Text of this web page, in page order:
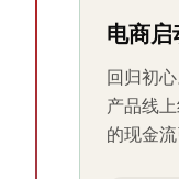
电商启
回归初
产品线
的现金流